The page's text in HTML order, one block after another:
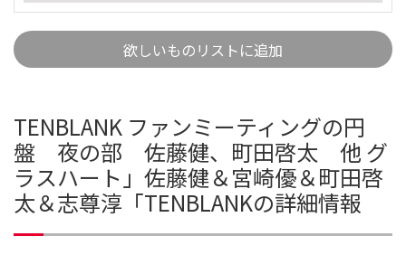
欲しいものリストに追加
TENBLANK ファンミーティングの円
盤 夜の部 佐藤健、町田啓太 他 グ
ラスハート」佐藤健＆宮崎優＆町田啓
太＆志尊淳「TENBLANKの詳細情報